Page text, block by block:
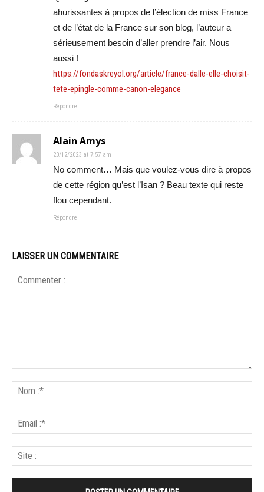
ahurissantes à propos de l’élection de miss France
et de l’état de la France sur son blog, l’auteur a
sérieusement besoin d’aller prendre l’air. Nous
aussi !
https://fondaskreyol.org/article/france-dalle-elle-choisit-
tete-epingle-comme-canon-elegance
Répondre
Alain Amys
20/12/2023 at 7:57 am
No comment… Mais que voulez-vous dire à propos
de cette région qu’est l’Isan ? Beau texte qui reste
flou cependant.
Répondre
LAISSER UN COMMENTAIRE